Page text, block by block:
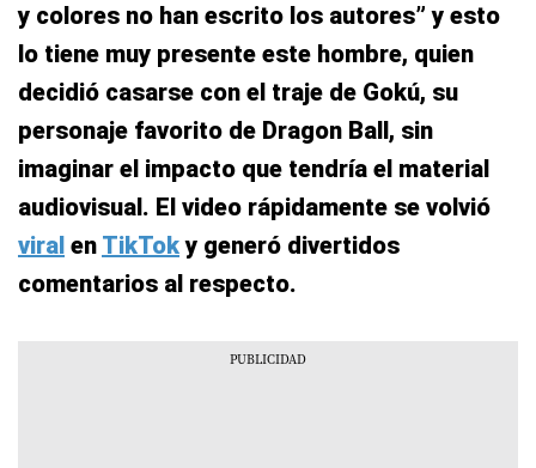
y colores no han escrito los autores” y esto
lo tiene muy presente este hombre, quien
decidió casarse con el traje de Gokú, su
personaje favorito de Dragon Ball, sin
imaginar el impacto que tendría el material
audiovisual. El video rápidamente se volvió
viral en TikToky generó divertidos
comentarios al respecto.